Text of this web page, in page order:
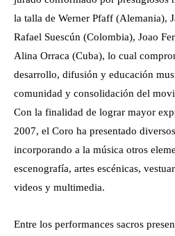
la talla de Werner Pfaff (Alemania),
Rafael Suescún (Colombia), Joao
Alina Orraca (Cuba), lo cual
desarrollo, difusión y educación
comunidad y consolidación del
Con la finalidad de lograr mayor
2007, el Coro ha presentado
incorporando a la música otros
escenografía, artes escénicas,
videos y multimedia.
Entre los performances sacros